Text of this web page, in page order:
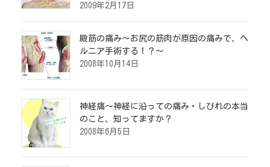
2009年2月17日
殿筋の痛み～お尻の筋肉が原因の痛みで、ヘ
ルニア手術する！？～
2008年10月14日
神経痛～神経に沿っての痛み・しびれの本当
のこと、知ってますか？
2008年6月5日